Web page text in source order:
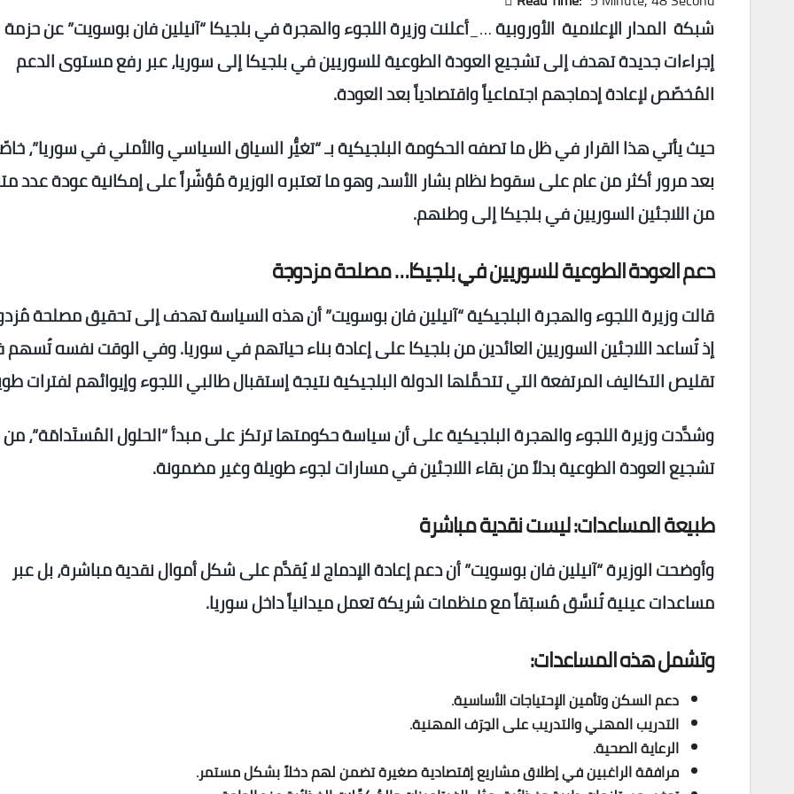
شبكة المدار الإعلامية الأوروبية…_أعلنت وزيرة اللجوء والهجرة في بلجيكا “آنيلين فان بوسويت” عن حزمة
إجراءات جديدة تهدف إلى تشجيع العودة الطوعية للسوريين في بلجيكا إلى سوريا، عبر رفع مستوى الدعم
المُخصّص لإعادة إدماجهم اجتماعياً واقتصادياً بعد العودة.
حيث يأتي هذا القرار في ظل ما تصفه الحكومة البلجيكية بـ “تغيُّر السياق السياسي والأمني في سوريا”،
بعد مرور أكثر من عام على سقوط نظام بشار الأسد، وهو ما تعتبره الوزيرة مُؤشّراً على إمكانية عودة عدد
من اللاجئين السوريين في بلجيكا إلى وطنهم.
دعم العودة الطوعية للسوريين في بلجيكا… مصلحة مزدوجة
قالت وزيرة اللجوء والهجرة البلجيكية “آنيلين فان بوسويت” أن هذه السياسة تهدف إلى تحقيق مصلحة
إذ تُساعد اللاجئين السوريين العائدين من بلجيكا على إعادة بناء حياتهم في سوريا. وفي الوقت نفسه
تقليص التكاليف المرتفعة التي تتحمَّلها الدولة البلجيكية نتيجة إستقبال طالبي اللجوء وإيوائهم لفترات
وشدَّدت وزيرة اللجوء والهجرة البلجيكية على أن سياسة حكومتها ترتكز على مبدأ “الحلول المُستَدامَة”، من
تشجيع العودة الطوعية بدلاً من بقاء اللاجئين في مسارات لجوء طويلة وغير مضمونة.
طبيعة المساعدات: ليست نقدية مباشرة
وأوضحت الوزيرة “آنيلين فان بوسويت” أن دعم إعادة الإدماج لا يُقدَّم على شكل أموال نقدية مباشرة، بل عبر
مساعدات عينية تُنسَّق مُسبَقاً مع منظمات شريكة تعمل ميدانياً داخل سوريا.
وتشمل هذه المساعدات:
دعم السكن وتأمين الإحتياجات الأساسية.
التدريب المهني والتدريب على الحِرَف المهنية.
الرعاية الصحية.
مرافقة الراغبين في إطلاق مشاريع إقتصادية صغيرة تضمن لهم دخلاً بشكل مستمر.